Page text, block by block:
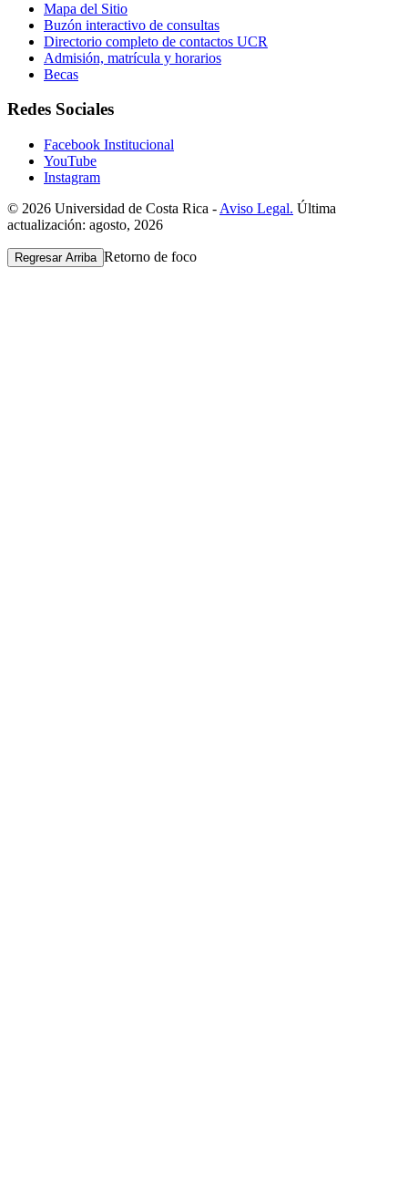
Mapa del Sitio
Buzón interactivo de consultas
Directorio completo de contactos UCR
Admisión, matrícula y horarios
Becas
Redes Sociales
Facebook Institucional
YouTube
Instagram
© 2026 Universidad de Costa Rica - Aviso Legal. Última
actualización: agosto, 2026
Regresar Arriba Retorno de foco